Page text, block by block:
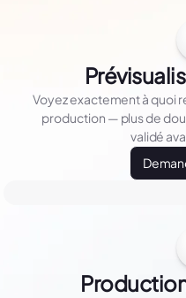
Voyez exactement à quoi
production — plus de
validé